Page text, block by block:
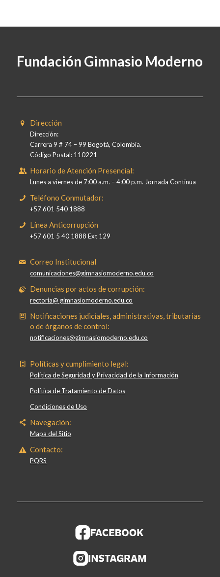
Fundación Gimnasio Moderno
Dirección
Dirección:
Carrera 9 # 74 – 99 Bogotá, Colombia.
Código Postal: 110221
Horario de Atención Presencial:
Lunes a viernes de 7:00 a.m. – 4:00 p.m. Jornada Continua
Teléfono Conmutador:
+57 601 540 1888
Línea Anticorrupción
+57 601 5 40 1888 Ext 129
Correo Institucional
comunicaciones@gimnasiomoderno.edu.co
Denuncias por actos de corrupción:
rectoria@ gimnasiomoderno.edu.co
Notificaciones judiciales, administrativas, tributarias
o de órganos de control:
notificaciones@gimnasiomoderno.edu.co
Políticas y cumplimiento legal:
Política de Seguridad y Privacidad de la Información
Política de Tratamiento de Datos
Condiciones de Uso
Navegación:
Mapa del Sitio
Contacto:
PQRS